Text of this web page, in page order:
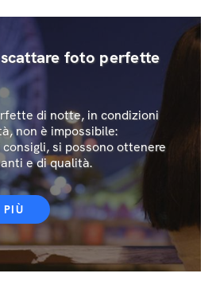
foto perfette
di notte, in condizioni
non è impossibile:
si possono ottenere
e di qualità.
PIÙ